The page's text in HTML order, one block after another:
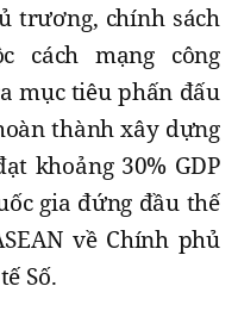
trương, chính sách
cách mạng công
mục tiêu phấn đấu
thành xây dựng
khoảng 30% GDP
gia đứng đầu thế
về Chính phủ
Số.